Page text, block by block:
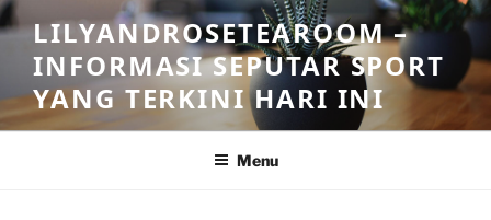
Skip
to
content
LILYANDROSETEAROOM –
INFORMASI SEPUTAR SPORT
YANG TERKINI HARI INI
Menu